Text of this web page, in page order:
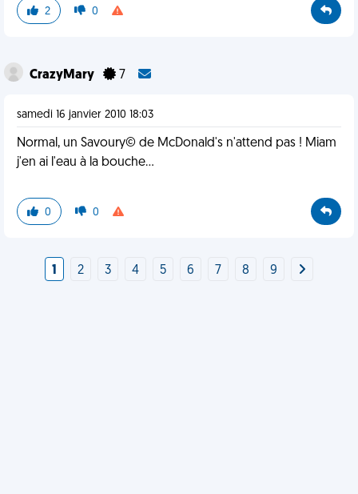
2 0
CrazyMary 7
samedi 16 janvier 2010 18:03
Normal, un Savoury© de McDonald's n'attend pas ! Miam
j'en ai l'eau à la bouche...
0 0
1 2 3 4 5 6 7 8 9